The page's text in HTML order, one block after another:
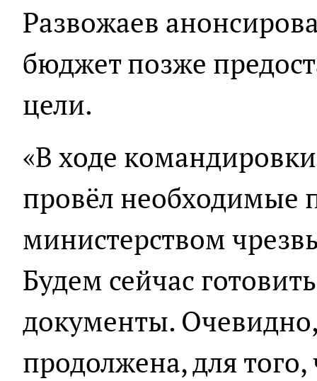
Развожаев
бюджет позже
цели.
«В ходе
провёл необходимые
министерством
Будем сейчас
документы. Очевидно,
продолжена, для